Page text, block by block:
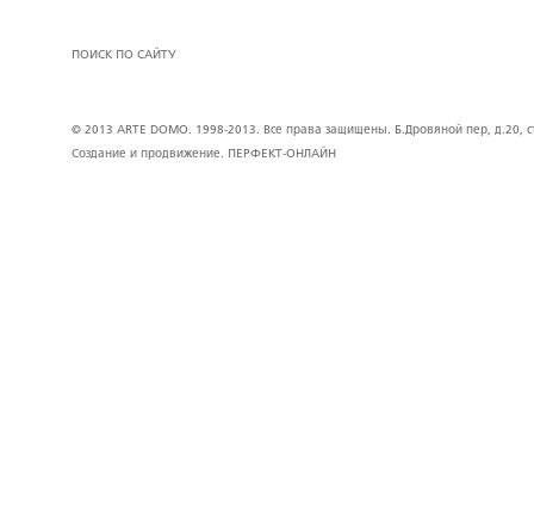
ПОИСК ПО САЙТУ
© 2013 ARTE DOMO. 1998-2013. Все права защищены. Б.Дровяной пер, д.20,
Создание и продвижение.
ПЕРФЕКТ-ОНЛАЙН